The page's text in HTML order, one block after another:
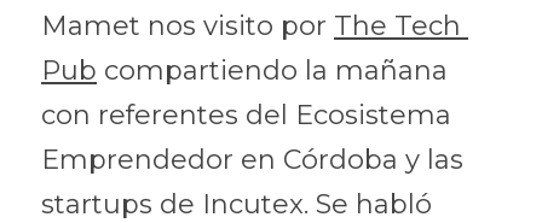
Mamet nos visito por The Tech
Pub compartiendo la mañana
con referentes del Ecosistema
Emprendedor en Córdoba y las
startups de Incutex. Se habló